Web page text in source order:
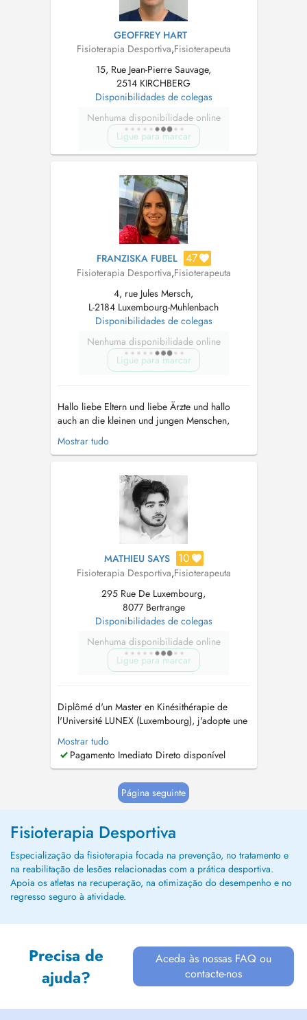
GEOFFREY HART
Fisioterapia Desportiva,Fisioterapeuta
15, Rue Jean-Pierre Sauvage,
2514 KIRCHBERG
Disponibilidades de colegas
Nenhuma disponibilidade online
Ligue para marcar
FRANZISKA FUBEL 47
Fisioterapia Desportiva,Fisioterapeuta
4, rue Jules Mersch,
L-2184 Luxembourg-Muhlenbach
Disponibilidades de colegas
Nenhuma disponibilidade online
Ligue para marcar
Hallo liebe Eltern und liebe Ärzte und hallo
auch an die kleinen und jungen Menschen,
mein Name ist Franziska und ich bin
Physiotherapeutin mit Spezialisierung in
Sport-Physiotherapie. Ich arbeite nach dem
Bobath-Konzept und habe zusätzlich viele ...
Mostrar tudo
MATHIEU SAYS 10
Fisioterapia Desportiva,Fisioterapeuta
295 Rue De Luxembourg,
8077 Bertrange
Disponibilidades de colegas
Nenhuma disponibilidade online
Ligue para marcar
Diplômé d'un Master en Kinésithérapie de
l'Université LUNEX (Luxembourg), j'adopte une
approche fonctionnelle et individualisée,
centrée sur les objectifs et les besoins de
chaque patient. Je suis spécialisé dans la
des sportifs. J'accompagne mes pat...
Mostrar tudo
Pagamento Imediato Direto disponível
Página seguinte
Fisioterapia Desportiva
Especialização da fisioterapia focada na prevenção, no tratamento e
na reabilitação de lesões relacionadas com a prática desportiva.
Apoia os atletas na recuperação, na otimização do desempenho e no
regresso seguro à atividade.
Precisa de
ajuda?
Aceda às nossas FAQ ou
contacte-nos